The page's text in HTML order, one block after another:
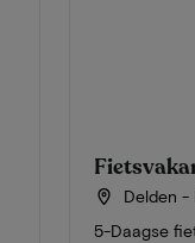
Delden -
5-Daagse